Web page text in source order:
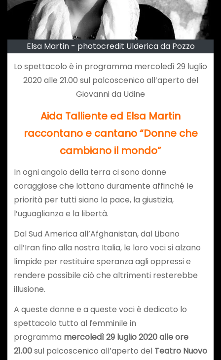
Elsa Martin - photocredit Ulderica da Pozzo
Lo spettacolo è in programma mercoledì 29 luglio
2020 alle 21.00 sul palcoscenico all’aperto del
Giovanni da Udine
Aida Talliente ed Elsa Martin
raccontano e cantano “Donne che
cambiano il mondo”
In ogni angolo della terra ci sono donne
coraggiose che lottano duramente affinché le
priorità per tutti siano la pace, la giustizia,
l’uguaglianza e la libertà.
Dal Sud America all’Afghanistan, dal Libano
all’Iran fino alla nostra Italia, le loro voci si alzano
limpide per restituire speranza agli oppressi e
rendere possibile ciò che altrimenti resterebbe
illusione.
A queste donne e a queste voci è dedicato lo
spettacolo tutto al femminile in
programma mercoledì 29 luglio 2020alle ore
21.00sul palcoscenico all’aperto del Teatro Nuovo